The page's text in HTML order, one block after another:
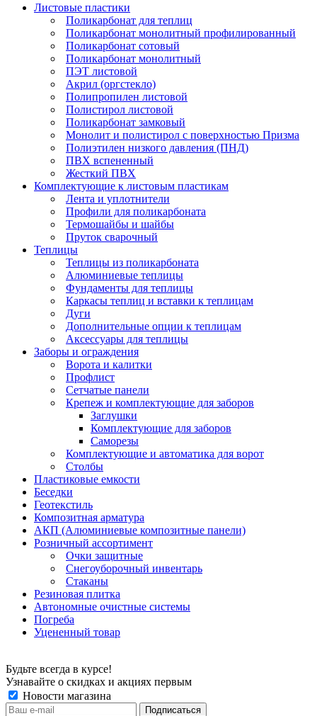
Листовые пластики
Поликарбонат для теплиц
Поликарбонат монолитный профилированный
Поликарбонат сотовый
Поликарбонат монолитный
ПЭТ листовой
Акрил (оргстекло)
Полипропилен листовой
Полистирол листовой
Поликарбонат замковый
Монолит и полистирол с поверхностью Призма
Полиэтилен низкого давления (ПНД)
ПВХ вспененный
Жесткий ПВХ
Комплектующие к листовым пластикам
Лента и уплотнители
Профили для поликарбоната
Термошайбы и шайбы
Пруток сварочный
Теплицы
Теплицы из поликарбоната
Алюминиевые теплицы
Фундаменты для теплицы
Каркасы теплиц и вставки к теплицам
Дуги
Дополнительные опции к теплицам
Аксессуары для теплицы
Заборы и ограждения
Ворота и калитки
Профлист
Сетчатые панели
Крепеж и комплектующие для заборов
Заглушки
Комплектующие для заборов
Саморезы
Комплектующие и автоматика для ворот
Столбы
Пластиковые емкости
Беседки
Геотекстиль
Композитная арматура
АКП (Алюминиевые композитные панели)
Розничный ассортимент
Очки защитные
Снегоуборочный инвентарь
Стаканы
Резиновая плитка
Автономные очистные системы
Погреба
Уцененный товар
Будьте всегда в курсе!
Узнавайте о скидках и акциях первым
Новости магазина